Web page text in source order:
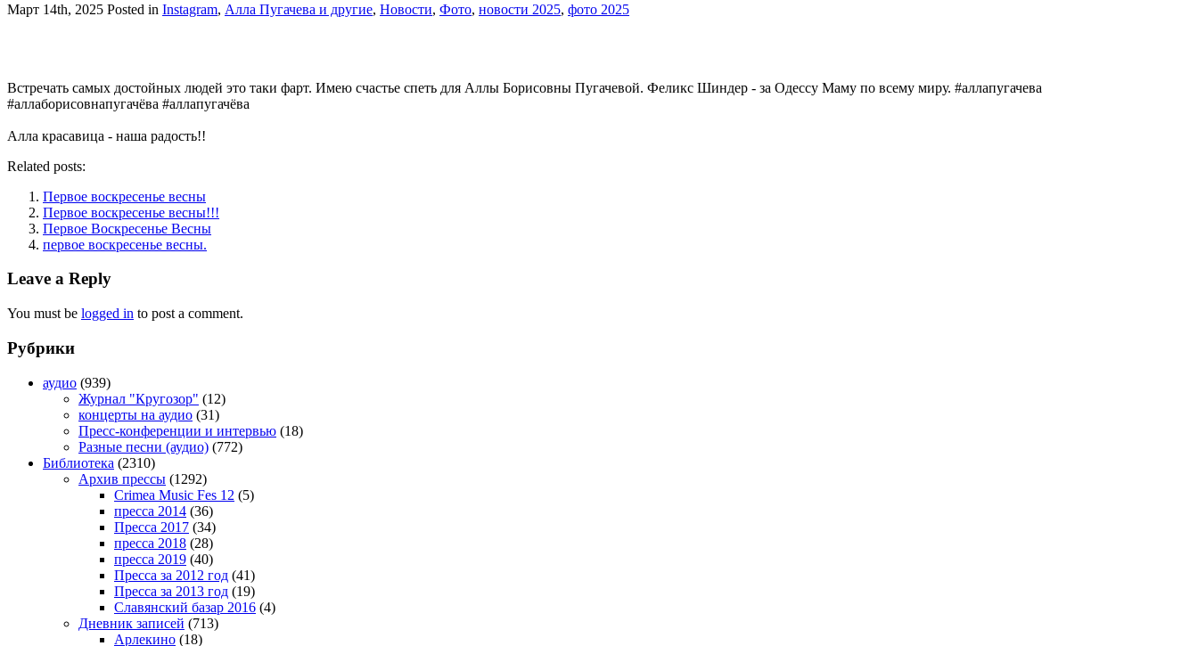
Март 14th, 2025 Posted in Instagram, Алла Пугачева и другие, Новости, Фото, новости 2025, фото 2025
Встречать самых достойных людей это таки фарт. Имею счастье спеть для Аллы Борисовны Пугачевой. Феликс Шиндер - за Одессу Маму по всему миру. #аллапугачева
#аллаборисовнапугачёва #аллапугачёва
Алла красавица - наша радость!!
Related posts:
Первое воскресенье весны
Первое воскресенье весны!!!
Первое Воскресенье Весны
первое воскресенье весны.
Leave a Reply
You must be logged in to post a comment.
Рубрики
аудио (939)
Журнал "Кругозор" (12)
концерты на аудио (31)
Пресс-конференции и интервью (18)
Разные песни (аудио) (772)
Библиотека (2310)
Архив прессы (1292)
Crimea Music Fes 12 (5)
пресса 2014 (36)
Пресса 2017 (34)
пресса 2018 (28)
пресса 2019 (40)
Пресса за 2012 год (41)
Пресса за 2013 год (19)
Славянский базар 2016 (4)
Дневник записей (713)
Арлекино (18)